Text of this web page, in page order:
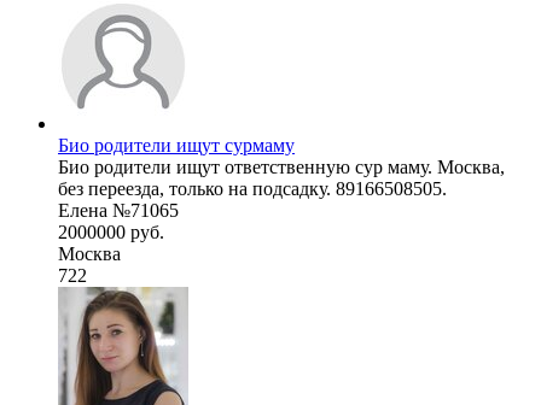
Био родители ищут сурмаму
Био родители ищут ответственную сур маму. Москва,
без переезда, только на подсадку. 89166508505.
Елена №71065
2000000 руб.
Москва
722